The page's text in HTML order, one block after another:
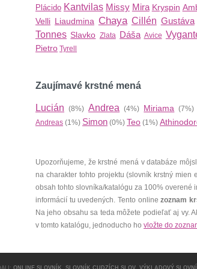
Plácido Kantvilas Missy Mira Kryspin
Velli Liaudmina Chaya Cillén Gustáva
Tonnes Slavko Zlata Dáša Avice
Pietro Tyrell
Zaujímavé krstné mená
Lucián (8%)Andrea (4%) Miriama (7%)
Andreas (1%) Simon (0%) Teo (1%)
Upozorňujeme, že krstné mená v databáze
na charakter tohto projektu (slovník krstný
obsah tohto slovníka/katalógu za 100%
informácií tu uvedených. Tento onlinezoznam
Na jeho obsahu sa teda môžete podieľať aj vy.
v tomto katalógu, jednoducho ho vložte do
ONLINE SLOVNÍK SLOVNÍK CUDZÍCH SLOV, VÝKLADOVÝ